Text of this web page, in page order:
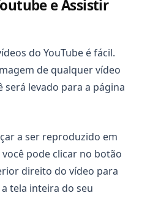
e Assistir
do YouTube é fácil.
de qualquer vídeo
será levado para a página
a ser reproduzido em
pode clicar no botão
direito do vídeo para
tela inteira do seu